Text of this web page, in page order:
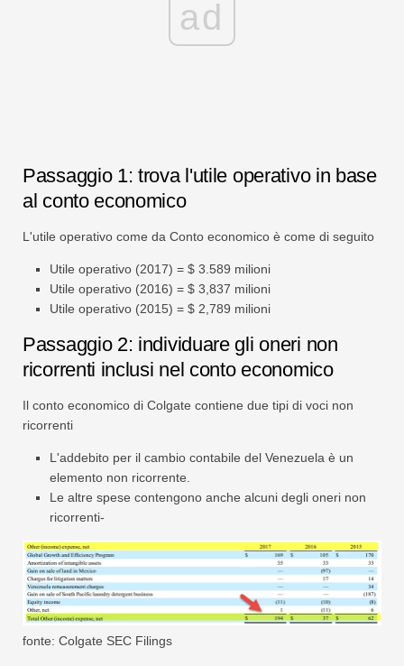
ad
Passaggio 1: trova l'utile operativo in base
al conto economico
L'utile operativo come da Conto economico è come di seguito
Utile operativo (2017) = $ 3.589 milioni
Utile operativo (2016) = $ 3,837 milioni
Utile operativo (2015) = $ 2,789 milioni
Passaggio 2: individuare gli oneri non
ricorrenti inclusi nel conto economico
Il conto economico di Colgate contiene due tipi di voci non
ricorrenti
L'addebito per il cambio contabile del Venezuela è un
elemento non ricorrente.
Le altre spese contengono anche alcuni degli oneri non
ricorrenti-
fonte: Colgate SEC Filings